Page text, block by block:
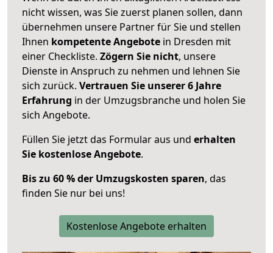
nicht wissen, was Sie zuerst planen sollen, dann
übernehmen unsere Partner für Sie und stellen
Ihnen kompetente Angebote in Dresden mit
einer Checkliste. Zögern Sie nicht, unsere
Dienste in Anspruch zu nehmen und lehnen Sie
sich zurück. Vertrauen Sie unserer 6 Jahre
Erfahrung in der Umzugsbranche und holen Sie
sich Angebote.
Füllen Sie jetzt das Formular aus und erhalten
Sie kostenlose Angebote.
Bis zu 60 % der Umzugskosten sparen, das
finden Sie nur bei uns!
Kostenlose Angebote erhalten